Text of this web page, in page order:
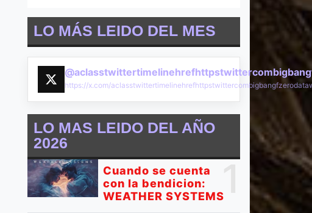
LO MÁS LEIDO DEL MES
https://x.com/
LO MAS LEIDO DEL AÑO
2026
Cuando se cuenta
con la bendicion:
WEATHER SYSTEMS